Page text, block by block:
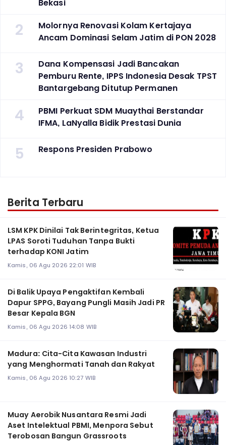
Bekasi
2
Molornya Renovasi Kolam Kertajaya
Ancam Dominasi Selam Jatim di PON 2028
3
Dana Kompensasi Jadi Bancakan
Pemburu Rente, IPPS Indonesia Desak TPST
Bantargebang Ditutup Permanen
4
PBMI Perkuat SDM Muaythai Berstandar
IFMA, LaNyalla Bidik Prestasi Dunia
5 Respons Presiden Prabowo
Berita Terbaru
LSM KPK Dinilai Tak Berintegritas, Ketua
LPAS Soroti Tuduhan Tanpa Bukti
terhadap KONI Jatim
Kamis, 06 Agu 2026 22:01 WIB
Di Balik Upaya Pengaktifan Kembali
Dapur SPPG, Bayang Pungli Masih Jadi PR
Besar Kepala BGN
Kamis, 06 Agu 2026 14:08 WIB
Madura: Cita-Cita Kawasan Industri
yang Menghormati Tanah dan Rakyat
Kamis, 06 Agu 2026 10:27 WIB
Muay Aerobik Nusantara Resmi Jadi
Aset Intelektual PBMI, Menpora Sebut
Terobosan Bangun Grassroots